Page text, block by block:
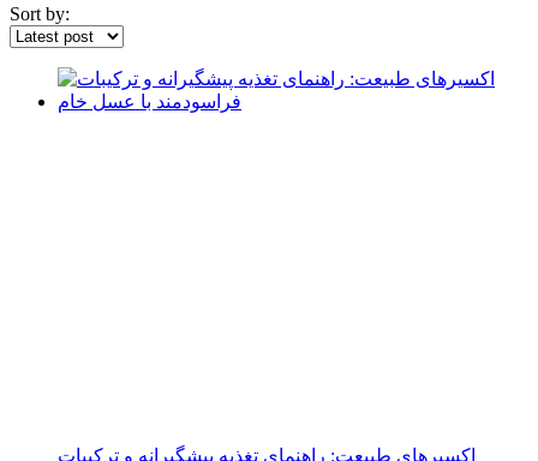
Sort by:
اکسیرهای طبیعت: راهنمای تغذیه پیشگیرانه و ترکیبات